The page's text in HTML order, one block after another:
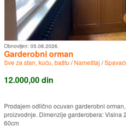
Obnovljen: 05.08.2026.
Garderobni orman
Sve za stan, kuću, baštu /Nameštaj /
12.000,00 din
Prodajem odlično ocuvan garderobni
proizvodnje. Dimenzije garderobera: Visina
60cm